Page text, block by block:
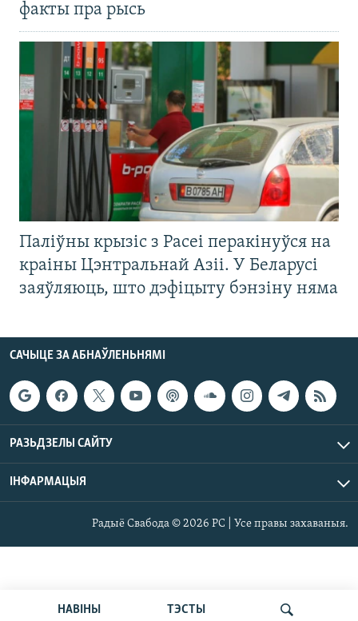
НАВІНЫ ТЭСТЫ
факты пра рысь
Паліўны крызіс з Расеі перакінуўся на
краіны Цэнтральнай Азіі. У Беларусі
заяўляюць, што дэфіцыту бэнзіну няма
САЧЫЦЕ ЗА АБНАЎЛЕНЬНЯМІ
РАЗЬДЗЕЛЫ САЙТУ
ІНФАРМАЦЫЯ
Радыё Свабода © 2026 РС | Усе правы захаваныя.